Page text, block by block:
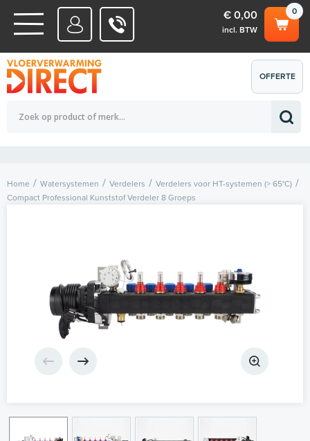
WATERSYSTEMEN
ELEKTRISCHE SYSTEMEN
0
€ 0,00
incl. BTW
Totaalbedrag (incl. BTW) € 0,00
OFFERTE
AANVRAGEN
Home Watersystemen Verdelers
Verdelers voor HT-systemen (> 65°C)
Compact Professional Kunststof Verdeler 8 Groeps